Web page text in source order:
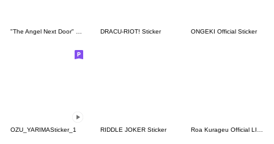
DRACU-RIOT! Sticker ONGEKI Official Sticker
OZU_YARIMASticker_1 RIDDLE JOKER Sticker Roa Kurageu Official LINE sticker set